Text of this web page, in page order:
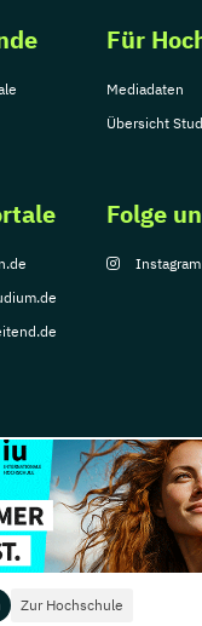
Zur Hochschule
Für
Mediadaten
Übersicht
Folge
Instagram
Media GmbH